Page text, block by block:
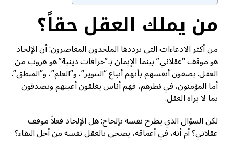
من يملك العقل حقاً؟
من أكثر الادعاءات التي يرددها الملحدون المعاصرون: أن الإلحاد
هو موقف “عقلاني” بينما الإيمان بـ”خرافات دينية” هو هروب من
العقل. يصفون أنفسهم بأنهم أتباع “التنوير”، و”العلم”، و”المنطق”.
أما المؤمنون، في نظرهم، فهم أناس يغلقون أعينهم ويصدقون
بما لا يراه العقل.
لكن السؤال الذي يطرح نفسه بإلحاح: هل الإلحاد فعلاً موقف
عقلاني؟ أم أنه، في أعماقه، يضحي بالعقل نفسه من أجل البقاء؟